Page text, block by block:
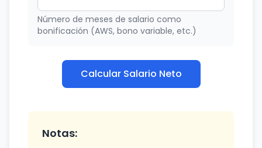
Número de meses de salario como
bonificación (AWS, bono variable, etc.)
Calcular Salario Neto
Notas: